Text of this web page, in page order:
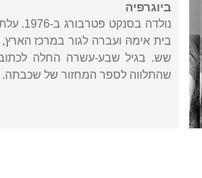
ביוגרפיה
בית אימהּ ועברה לגור במרכז
שש. בגיל שבע-עשרה החלה לכתוב
שהתלווה לספר המחזור של שכבתה.